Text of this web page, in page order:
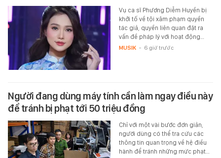
Vụ ca sĩ Phương Diễm Huyền bị
khởi tố về tội xâm phạm quyền
tác giả, quyền liên quan đặt ra
vấn đề pháp lý với hoạt động…
MUSIK - 6 giờ trước
Người đang dùng máy tính cần làm ngay điều này
để tránh bị phạt tới 50 triệu đồng
Chỉ với một vài bước đơn giản,
người dùng có thể tra cứu các
thông tin quan trọng về hệ điều
hành để tránh những mức phạt…